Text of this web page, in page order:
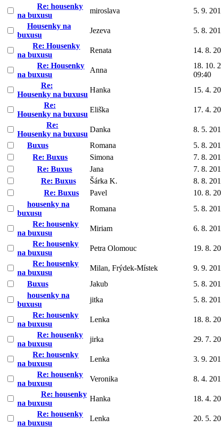
Re: housenky
na buxusu
miroslava
5. 9.
Housenky na
buxusu
Jezeva
5. 8.
Re: Housenky
na buxusu
Renata
14. 8.
Re: Housenky
na buxusu
Anna
18. 10.
09:40
Re:
Housenky na buxusu
Hanka
15. 4.
Re:
Housenky na buxusu
Eliška
17. 4.
Re:
Housenky na buxusu
Danka
8. 5.
Buxus
Romana
5. 8.
Re: Buxus
Simona
7. 8.
Re: Buxus
Jana
7. 8.
Re: Buxus
Šárka K.
8. 8.
Re: Buxus
Pavel
10. 8.
housenky na
buxusu
Romana
5. 8.
Re: housenky
na buxusu
Miriam
6. 8.
Re: housenky
na buxusu
Petra Olomouc
19. 8.
Re: housenky
na buxusu
Milan, Frýdek-Místek
9. 9.
Buxus
Jakub
5. 8.
housenky na
buxusu
jitka
5. 8.
Re: housenky
na buxusu
Lenka
18. 8.
Re: housenky
na buxusu
jirka
29. 7.
Re: housenky
na buxusu
Lenka
3. 9.
Re: housenky
na buxusu
Veronika
8. 4.
Re: housenky
na buxusu
Hanka
18. 4.
Re: housenky
na buxusu
Lenka
20. 5.